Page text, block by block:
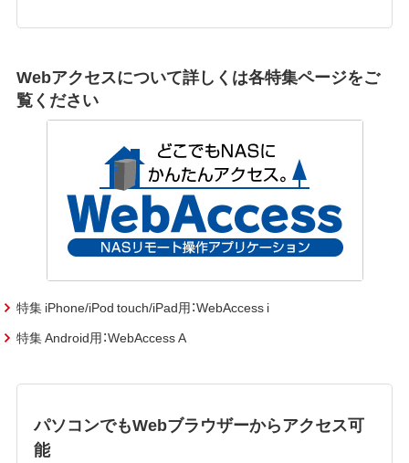
Webアクセスについて詳しくは各特集ページをご
覧ください
特集 iPhone/iPod touch/iPad用：WebAccess i
特集 Android用：WebAccess A
パソコンでもWebブラウザーからアクセス可
能